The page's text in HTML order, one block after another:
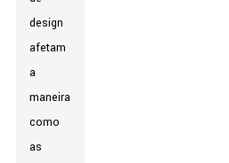
design
afetam
a
maneira
como
as